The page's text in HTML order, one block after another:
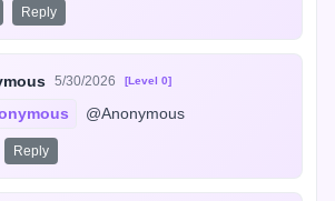
Reply
5/30/2026 [Level 0]
@Anonymous
Reply